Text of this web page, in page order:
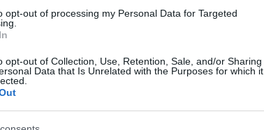
opt-out of processing my Personal Data for Targeted
opt-out of Collection, Use, Retention, Sale, and/or Sharing
Data that Is Unrelated with the Purposes for which it